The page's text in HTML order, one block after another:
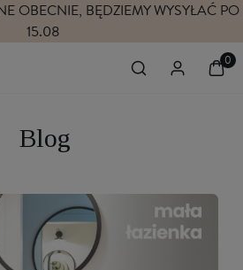
OBECNIE, BĘDZIEMY WYSYŁAĆ PO
15.08
Blog